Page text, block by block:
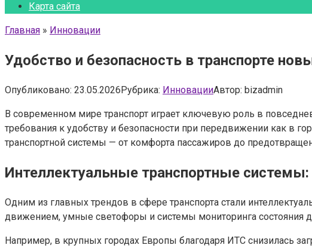
Карта сайта
Главная » Инновации
Удобство и безопасность в транспорте
Опубликовано: 23.05.2026Рубрика: ИнновацииАвтор: bizadmin
В современном мире транспорт играет ключевую роль в
требования к удобству и безопасности при передвижении как в
транспортной системы — от комфорта пассажиров до
Интеллектуальные транспортные
Одним из главных трендов в сфере транспорта стали
движением, умные светофоры и системы мониторинга состояния
Например, в крупных городах Европы благодаря ИТС снизилась